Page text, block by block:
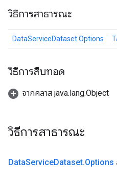
วิธีการสาธารณะ
DataServiceDataset.Options
วิธีการสืบทอด
จากคลาส java.lang.Object
วิธีการสาธารณะ
DataServiceDataset.Options